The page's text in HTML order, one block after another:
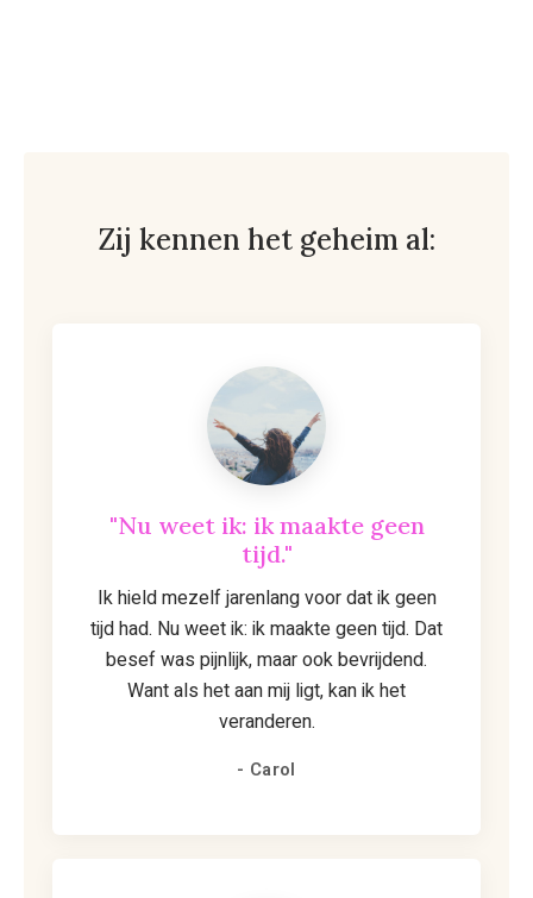
Zij kennen het geheim al:
"Nu weet ik: ik maakte geen
tijd."
Ik hield mezelf jarenlang voor dat ik geen
tijd had. Nu weet ik: ik maakte geen tijd. Dat
besef was pijnlijk, maar ook bevrijdend.
Want als het aan mij ligt, kan ik het
veranderen.
- Carol